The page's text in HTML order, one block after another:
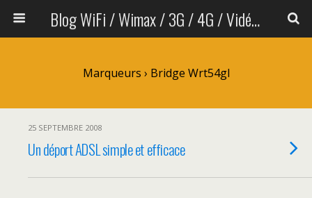
Blog WiFi / Wimax / 3G / 4G / Vidéo sans fil
Marqueurs › Bridge Wrt54gl
25 SEPTEMBRE 2008
Un déport ADSL simple et efficace